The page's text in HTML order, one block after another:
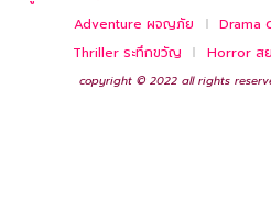
Adventure ผจญภัย
Drama
Thriller ระทึกขวัญ
Horror ส
copyright © 2022 all rights